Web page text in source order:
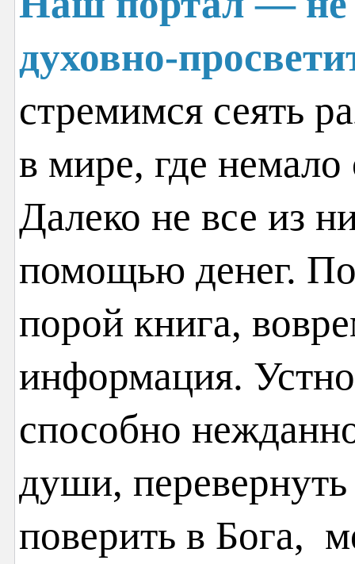
духовно-
стремимся сеять
в мире, где
Далеко не все из
помощью денег.
порой книга,
информация.
способно
души,
поверить в Бога,